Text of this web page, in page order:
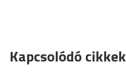
Kapcsolódó cikkek